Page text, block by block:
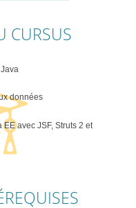
CURSUS
données
avec JSF, Struts 2 et